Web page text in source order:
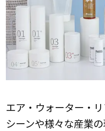
エア・ウォーター・
シーンや様々な産業